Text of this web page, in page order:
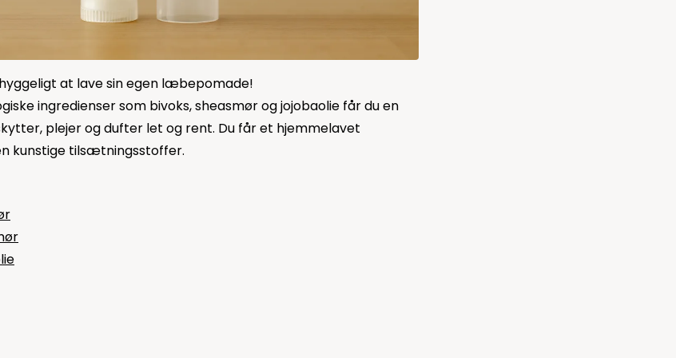
at lave sin egen læbepomade!
ingredienser som bivoks, sheasmør og jojobaolie får du en
plejer og dufter let og rent. Du får et hjemmelavet
kunstige tilsætningsstoffer.